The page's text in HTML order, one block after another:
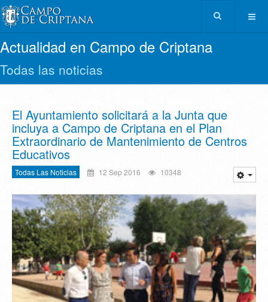
Actualidad en Campo de Criptana
Todas las noticias
El Ayuntamiento solicitará a la Junta que
incluya a Campo de Criptana en el Plan
Extraordinario de Mantenimiento de Centros
Educativos
Todas Las Noticias 12 Sep 2016 10348